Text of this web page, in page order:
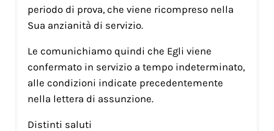
periodo di prova, che viene ricompreso nella
Sua anzianità di servizio.
Le comunichiamo quindi che Egli viene
confermato in servizio a tempo indeterminato,
alle condizioni indicate precedentemente
nella lettera di assunzione.
Distinti saluti